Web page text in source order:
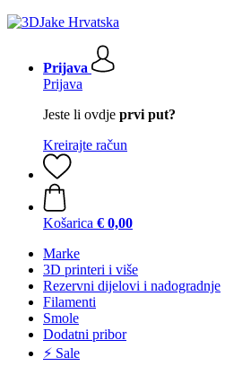
Prijava
Prijava
Jeste li ovdje prvi put?
Kreirajte račun
Košarica € 0,00
Marke
3D printeri i više
Rezervni dijelovi i nadogradnje
Filamenti
Smole
Dodatni pribor
⚡ Sale